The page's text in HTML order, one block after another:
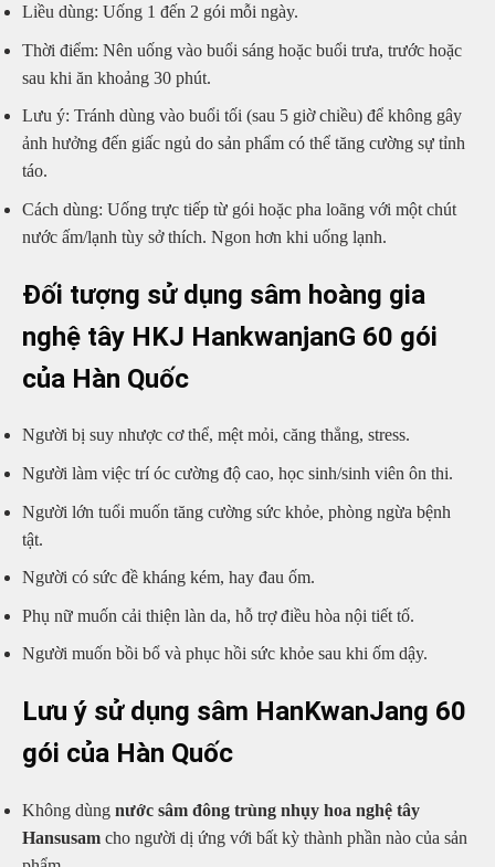
Liều dùng: Uống 1 đến 2 gói mỗi ngày.
Thời điểm: Nên uống vào buổi sáng hoặc buổi trưa, trước hoặc
sau khi ăn khoảng 30 phút.
Lưu ý: Tránh dùng vào buổi tối (sau 5 giờ chiều) để không gây
ảnh hưởng đến giấc ngủ do sản phẩm có thể tăng cường sự tỉnh
táo.
Cách dùng: Uống trực tiếp từ gói hoặc pha loãng với một chút
nước ấm/lạnh tùy sở thích. Ngon hơn khi uống lạnh.
Đối tượng sử dụng sâm hoàng gia
nghệ tây HKJ HankwanjanG 60 gói
của Hàn Quốc
Người bị suy nhược cơ thể, mệt mỏi, căng thẳng, stress.
Người làm việc trí óc cường độ cao, học sinh/sinh viên ôn thi.
Người lớn tuổi muốn tăng cường sức khỏe, phòng ngừa bệnh
tật.
Người có sức đề kháng kém, hay đau ốm.
Phụ nữ muốn cải thiện làn da, hỗ trợ điều hòa nội tiết tố.
Người muốn bồi bổ và phục hồi sức khỏe sau khi ốm dậy.
Lưu ý sử dụng sâm HanKwanJang 60
gói của Hàn Quốc
Không dùng nước sâm đông trùng nhụy hoa nghệ tây
Hansusam cho người dị ứng với bất kỳ thành phần nào của sản